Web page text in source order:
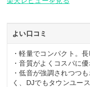
よい口コミ
・軽量でコンパクト。
・音質がよくコスパに優
・低音が強調されつつ
く、DJでもタウンユー